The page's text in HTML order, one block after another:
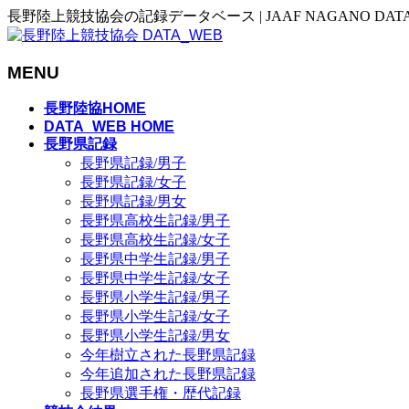
長野陸上競技協会の記録データベース | JAAF NAGANO
MENU
長野陸協HOME
DATA_WEB HOME
長野県記録
長野県記録/男子
長野県記録/女子
長野県記録/男女
長野県高校生記録/男子
長野県高校生記録/女子
長野県中学生記録/男子
長野県中学生記録/女子
長野県小学生記録/男子
長野県小学生記録/女子
長野県小学生記録/男女
今年樹立された長野県記録
今年追加された長野県記録
長野県選手権・歴代記録